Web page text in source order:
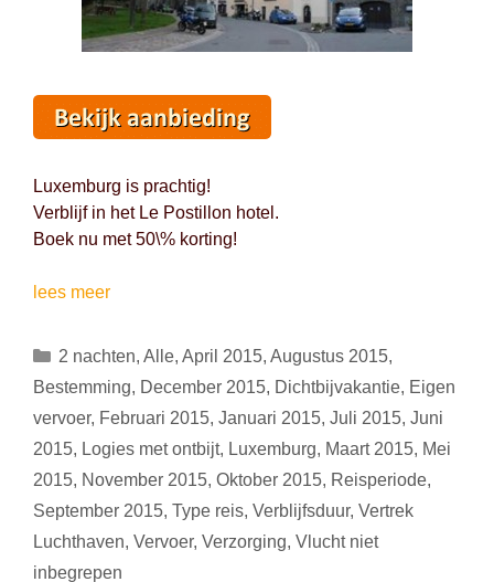
Luxemburg is prachtig!
Verblijf in het Le Postillon hotel.
Boek nu met 50\% korting!
lees meerLuxemburgse
rust
aan
de
Sûre:
3
dagen
79
Categorieën
2 nachten, Alle, April 2015, Augustus 2015,
Bestemming, December 2015, Dichtbijvakantie, Eigen
vervoer, Februari 2015, Januari 2015, Juli 2015, Juni
2015, Logies met ontbijt, Luxemburg, Maart 2015, Mei
2015, November 2015, Oktober 2015, Reisperiode,
September 2015, Type reis, Verblijfsduur, Vertrek
Luchthaven, Vervoer, Verzorging, Vlucht niet
inbegrepen